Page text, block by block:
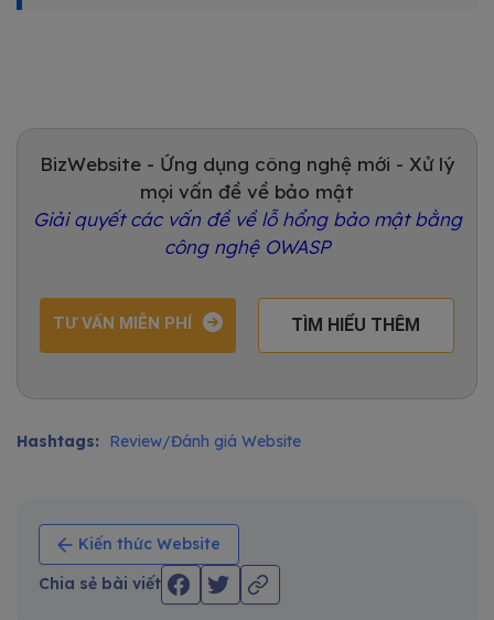
BizWebsite - Ứng dụng công nghệ mới - Xử lý
mọi vấn đề về bảo mật
Giải quyết các vấn đề về lỗ hổng bảo mật bằng
công nghệ OWASP
TƯ VẤN MIỄN PHÍ TÌM HIỂU THÊM
Hashtags: Review/Đánh giá Website
Kiến thức Website
Chia sẻ bài viết